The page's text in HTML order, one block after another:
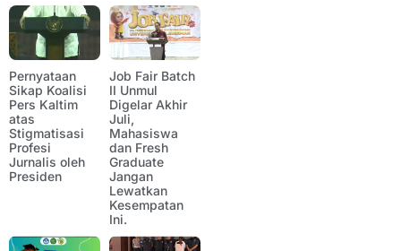
Pernyataan
Sikap Koalisi
Pers Kaltim
atas
Stigmatisasi
Profesi
Jurnalis oleh
Presiden
Job Fair Batch
II Unmul
Digelar Akhir
Juli,
Mahasiswa
dan Fresh
Graduate
Jangan
Lewatkan
Kesempatan
Ini.